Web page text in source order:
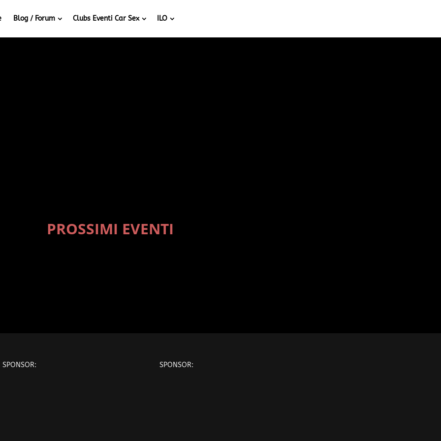
Blog / Forum Clubs Eventi Car Sex ILO
PROSSIMI EVENTI
SPONSOR: SPONSOR: